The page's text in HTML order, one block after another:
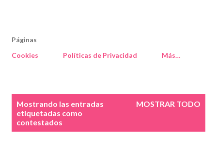
Páginas
Cookies
Políticas de Privacidad Más…
Mostrando las entradas
etiquetadas como
contestados
MOSTRAR TODO